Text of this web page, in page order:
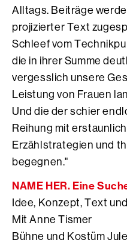
Alltags. Beiträge
projizierter Text
Schleef vom
die in ihrer Summe
vergesslich unsere
Leistung von Frauen
Und die der schier
Reihung mit
Erzählstrategien und
begegnen."
NAME HER. Eine
Idee, Konzept, Text
Mit Anne Tismer
Bühne und Kostüm